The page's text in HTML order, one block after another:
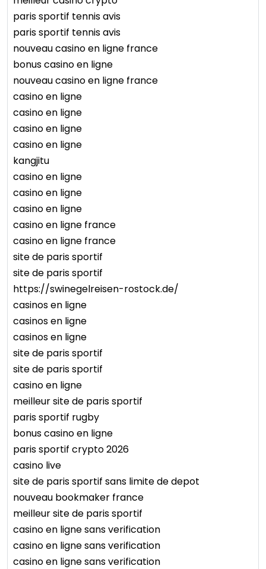
paris sportif tennis avis
paris sportif tennis avis
nouveau casino en ligne france
bonus casino en ligne
nouveau casino en ligne france
casino en ligne
casino en ligne
casino en ligne
casino en ligne
kangjitu
casino en ligne
casino en ligne
casino en ligne
casino en ligne france
casino en ligne france
site de paris sportif
site de paris sportif
https://swinegelreisen-rostock.de/
casinos en ligne
casinos en ligne
casinos en ligne
site de paris sportif
site de paris sportif
casino en ligne
meilleur site de paris sportif
paris sportif rugby
bonus casino en ligne
paris sportif crypto 2026
casino live
site de paris sportif sans limite de depot
nouveau bookmaker france
meilleur site de paris sportif
casino en ligne sans verification
casino en ligne sans verification
casino en ligne sans verification